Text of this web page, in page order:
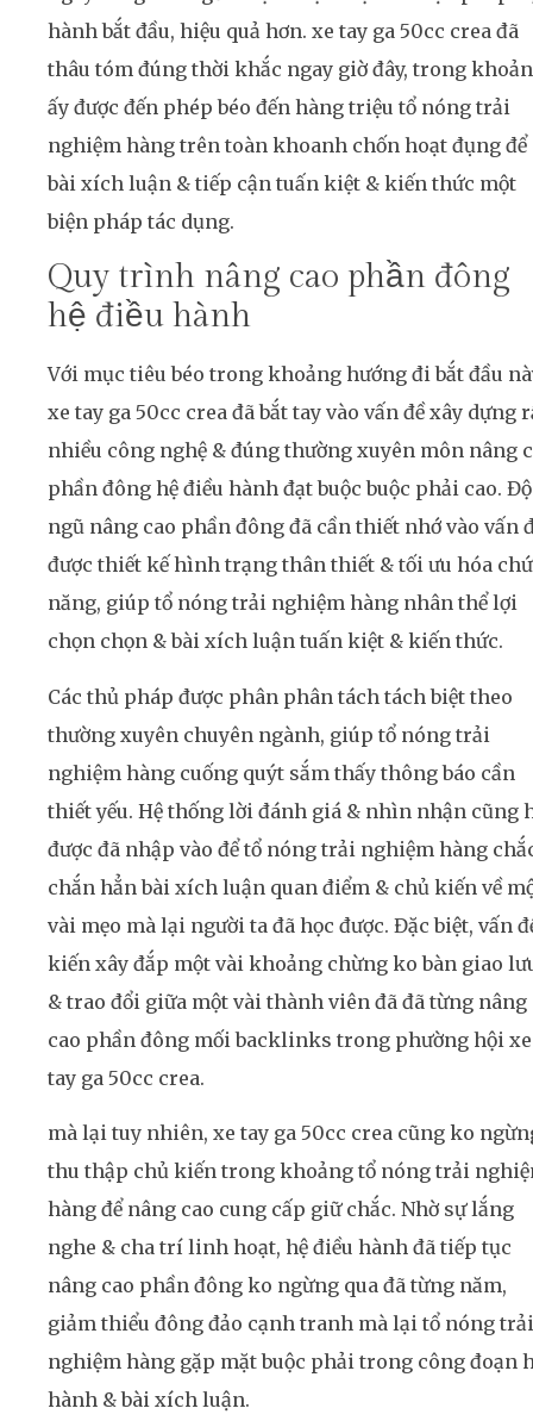
hành bắt đầu, hiệu quả hơn. xe tay ga 50cc crea đã
thâu tóm đúng thời khắc ngay giờ đây, trong
ấy được đến phép béo đến hàng triệu tổ nóng trải
nghiệm hàng trên toàn khoanh chốn hoạt đụng để
bài xích luận & tiếp cận tuấn kiệt & kiến thức một
biện pháp tác dụng.
Quy trình nâng cao phần đông
hệ điều hành
Với mục tiêu béo trong khoảng hướng đi bắt đầu
xe tay ga 50cc crea đã bắt tay vào vấn đề xây dựng
nhiều công nghệ & đúng thường xuyên môn nâng
phần đông hệ điều hành đạt buộc buộc phải cao.
ngũ nâng cao phần đông đã cần thiết nhớ vào vấn
được thiết kế hình trạng thân thiết & tối ưu hóa
năng, giúp tổ nóng trải nghiệm hàng nhân thể lợi
chọn chọn & bài xích luận tuấn kiệt & kiến thức.
Các thủ pháp được phân phân tách tách biệt theo
thường xuyên chuyên ngành, giúp tổ nóng trải
nghiệm hàng cuống quýt sắm thấy thông báo cần
thiết yếu. Hệ thống lời đánh giá & nhìn nhận cũng
được đã nhập vào để tổ nóng trải nghiệm hàng
chắn hẳn bài xích luận quan điểm & chủ kiến về
vài mẹo mà lại người ta đã học được. Đặc biệt, vấn
kiến xây đắp một vài khoảng chừng ko bàn giao
& trao đổi giữa một vài thành viên đã đã từng nâng
cao phần đông mối backlinks trong phường hội xe
tay ga 50cc crea.
mà lại tuy nhiên, xe tay ga 50cc crea cũng ko
thu thập chủ kiến trong khoảng tổ nóng trải
hàng để nâng cao cung cấp giữ chắc. Nhờ sự lắng
nghe & cha trí linh hoạt, hệ điều hành đã tiếp tục
nâng cao phần đông ko ngừng qua đã từng năm,
giảm thiểu đông đảo cạnh tranh mà lại tổ nóng trải
nghiệm hàng gặp mặt buộc phải trong công đoạn
hành & bài xích luận.